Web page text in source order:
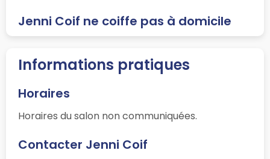
Jenni Coif ne coiffe pas à domicile
Informations pratiques
Horaires
Horaires du salon non communiquées.
Contacter Jenni Coif